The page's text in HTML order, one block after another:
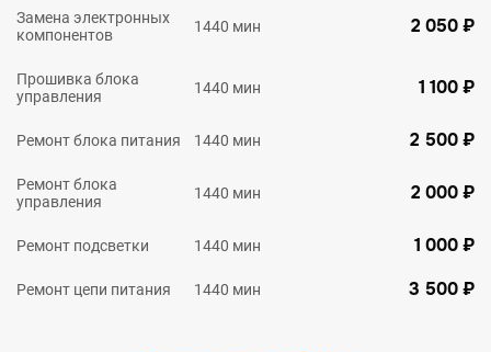
Замена электронных
компонентов
1440 мин 2 050 ₽
Прошивка блока
управления
1440 мин 1 100 ₽
Ремонт блока питания 1440 мин 2 500 ₽
Ремонт блока
управления
1440 мин 2 000 ₽
Ремонт подсветки 1440 мин 1 000 ₽
Ремонт цепи питания 1440 мин 3 500 ₽